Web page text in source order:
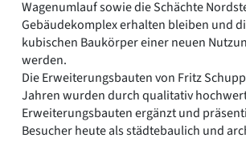
Wagenumlauf sowie die Schächte
Gebäudekomplex erhalten bleiben und
kubischen Baukörper einer neuen
werden.
Die Erweiterungsbauten von Fritz
Jahren wurden durch qualitativ
Erweiterungsbauten ergänzt und
Besucher heute als städtebaulich und